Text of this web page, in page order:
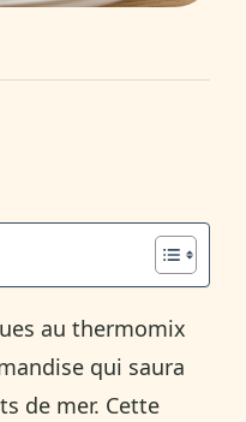
au thermomix
qui saura
de mer. Cette